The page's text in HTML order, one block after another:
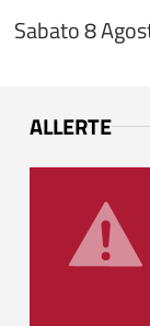
Sabato 8
ALLERTE